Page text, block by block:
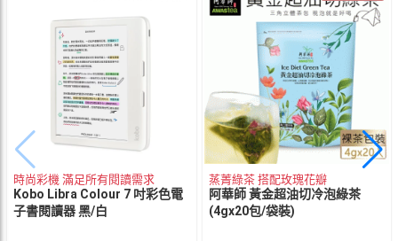
時尚彩機 滿足所有閱讀需求
Kobo Libra Colour 7 吋彩色電
子書閱讀器 黑/白
蒸菁綠茶 搭配玫瑰花瓣
阿華師 黃金超油切冷泡綠茶
(4gx20包/袋裝)